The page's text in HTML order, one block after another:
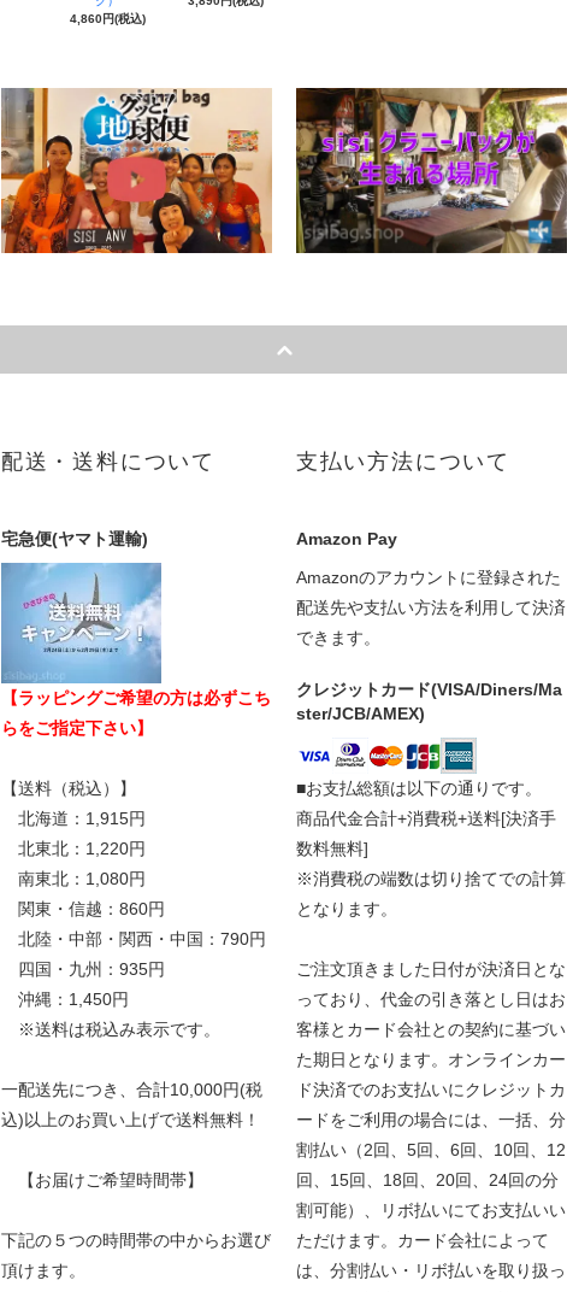
4,860円(税込)
配送・送料について
宅急便(ヤマト運輸)
【ラッピングご希望の方は必ずこち
らをご指定下さい】
【送料（税込）】
北海道：1,915円
北東北：1,220円
南東北：1,080円
関東・信越：860円
北陸・中部・関西・中国：790円
四国・九州：935円
沖縄：1,450円
※送料は税込み表示です。
一配送先につき、合計10,000円(税
込)以上のお買い上げで送料無料！
【お届けご希望時間帯】
下記の５つの時間帯の中からお選び
頂けます。
支払い方法について
Amazon Pay
Amazonのアカウントに登録された
配送先や支払い方法を利用して決済
できます。
クレジットカード(VISA/Diners/Ma
ster/JCB/AMEX)
■お支払総額は以下の通りです。
商品代金合計+消費税+送料[決済手
数料無料]
※消費税の端数は切り捨てでの計算
となります。
ご注文頂きました日付が決済日とな
っており、代金の引き落とし日はお
客様とカード会社との契約に基づい
た期日となります。オンラインカー
ド決済でのお支払いにクレジットカ
ードをご利用の場合には、一括、分
割払い（2回、5回、6回、10回、12
回、15回、18回、20回、24回の分
割可能）、リボ払いにてお支払いい
ただけます。カード会社によって
は、分割払い・リボ払いを取り扱っ